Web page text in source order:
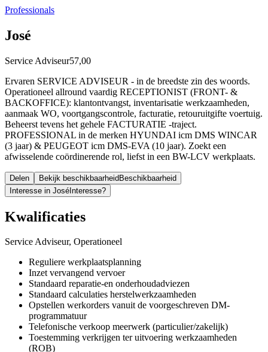
Professionals
José
Service Adviseur57,00
Ervaren SERVICE ADVISEUR - in de breedste zin des woords.
Operationeel allround vaardig RECEPTIONIST (FRONT- &
BACKOFFICE): klantontvangst, inventarisatie werkzaamheden,
aanmaak WO, voortgangscontrole, facturatie, retouruitgifte voertuig.
Beheerst tevens het gehele FACTURATIE -traject.
PROFESSIONAL in de merken HYUNDAI icm DMS WINCAR
(3 jaar) & PEUGEOT icm DMS-EVA (10 jaar). Zoekt een
afwisselende coördinerende rol, liefst in een BW-LCV werkplaats.
Delen Bekijk beschikbaarheidBeschikbaarheid
Interesse in JoséInteresse?
Kwalificaties
Service Adviseur, Operationeel
Reguliere werkplaatsplanning
Inzet vervangend vervoer
Standaard reparatie-en onderhoudadviezen
Standaard calculaties herstelwerkzaamheden
Opstellen werkorders vanuit de voorgeschreven DM-
programmatuur
Telefonische verkoop meerwerk (particulier/zakelijk)
Toestemming verkrijgen ter uitvoering werkzaamheden
(ROB)